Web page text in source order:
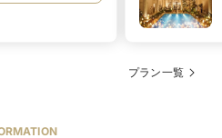
プラン一覧